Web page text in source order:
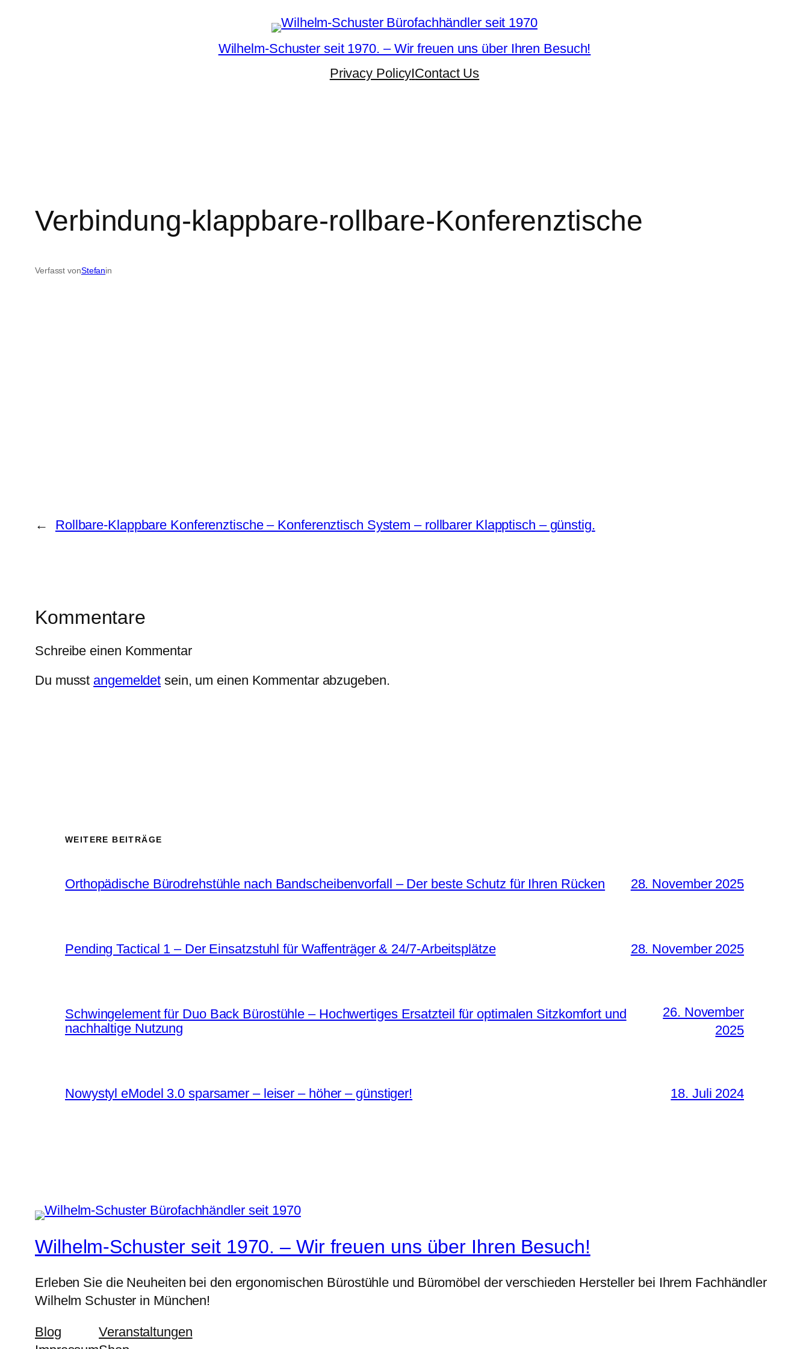
Wilhelm-Schuster seit 1970. – Wir freuen uns über Ihren Besuch!
Privacy PolicyIContact Us
Verbindung-klappbare-rollbare-Konferenztische
Verfasst vonStefanin
← Rollbare-Klappbare Konferenztische – Konferenztisch System – rollbarer Klapptisch – günstig.
Kommentare
Schreibe einen Kommentar
Du musst angemeldet sein, um einen Kommentar abzugeben.
WEITERE BEITRÄGE
Orthopädische Bürodrehstühle nach Bandscheibenvorfall – Der beste Schutz für Ihren Rücken 28. November 2025
Pending Tactical 1 – Der Einsatzstuhl für Waffenträger & 24/7-Arbeitsplätze 28. November 2025
Schwingelement für Duo Back Bürostühle – Hochwertiges Ersatzteil für optimalen Sitzkomfort und
nachhaltige Nutzung
26. November
2025
Nowystyl eModel 3.0 sparsamer – leiser – höher – günstiger! 18. Juli 2024
Wilhelm-Schuster seit 1970. – Wir freuen uns über Ihren Besuch!
Erleben Sie die Neuheiten bei den ergonomischen Bürostühle und Büromöbel der verschieden Hersteller bei Ihrem Fachhändler
Wilhelm Schuster in München!
Blog
Veranstaltungen